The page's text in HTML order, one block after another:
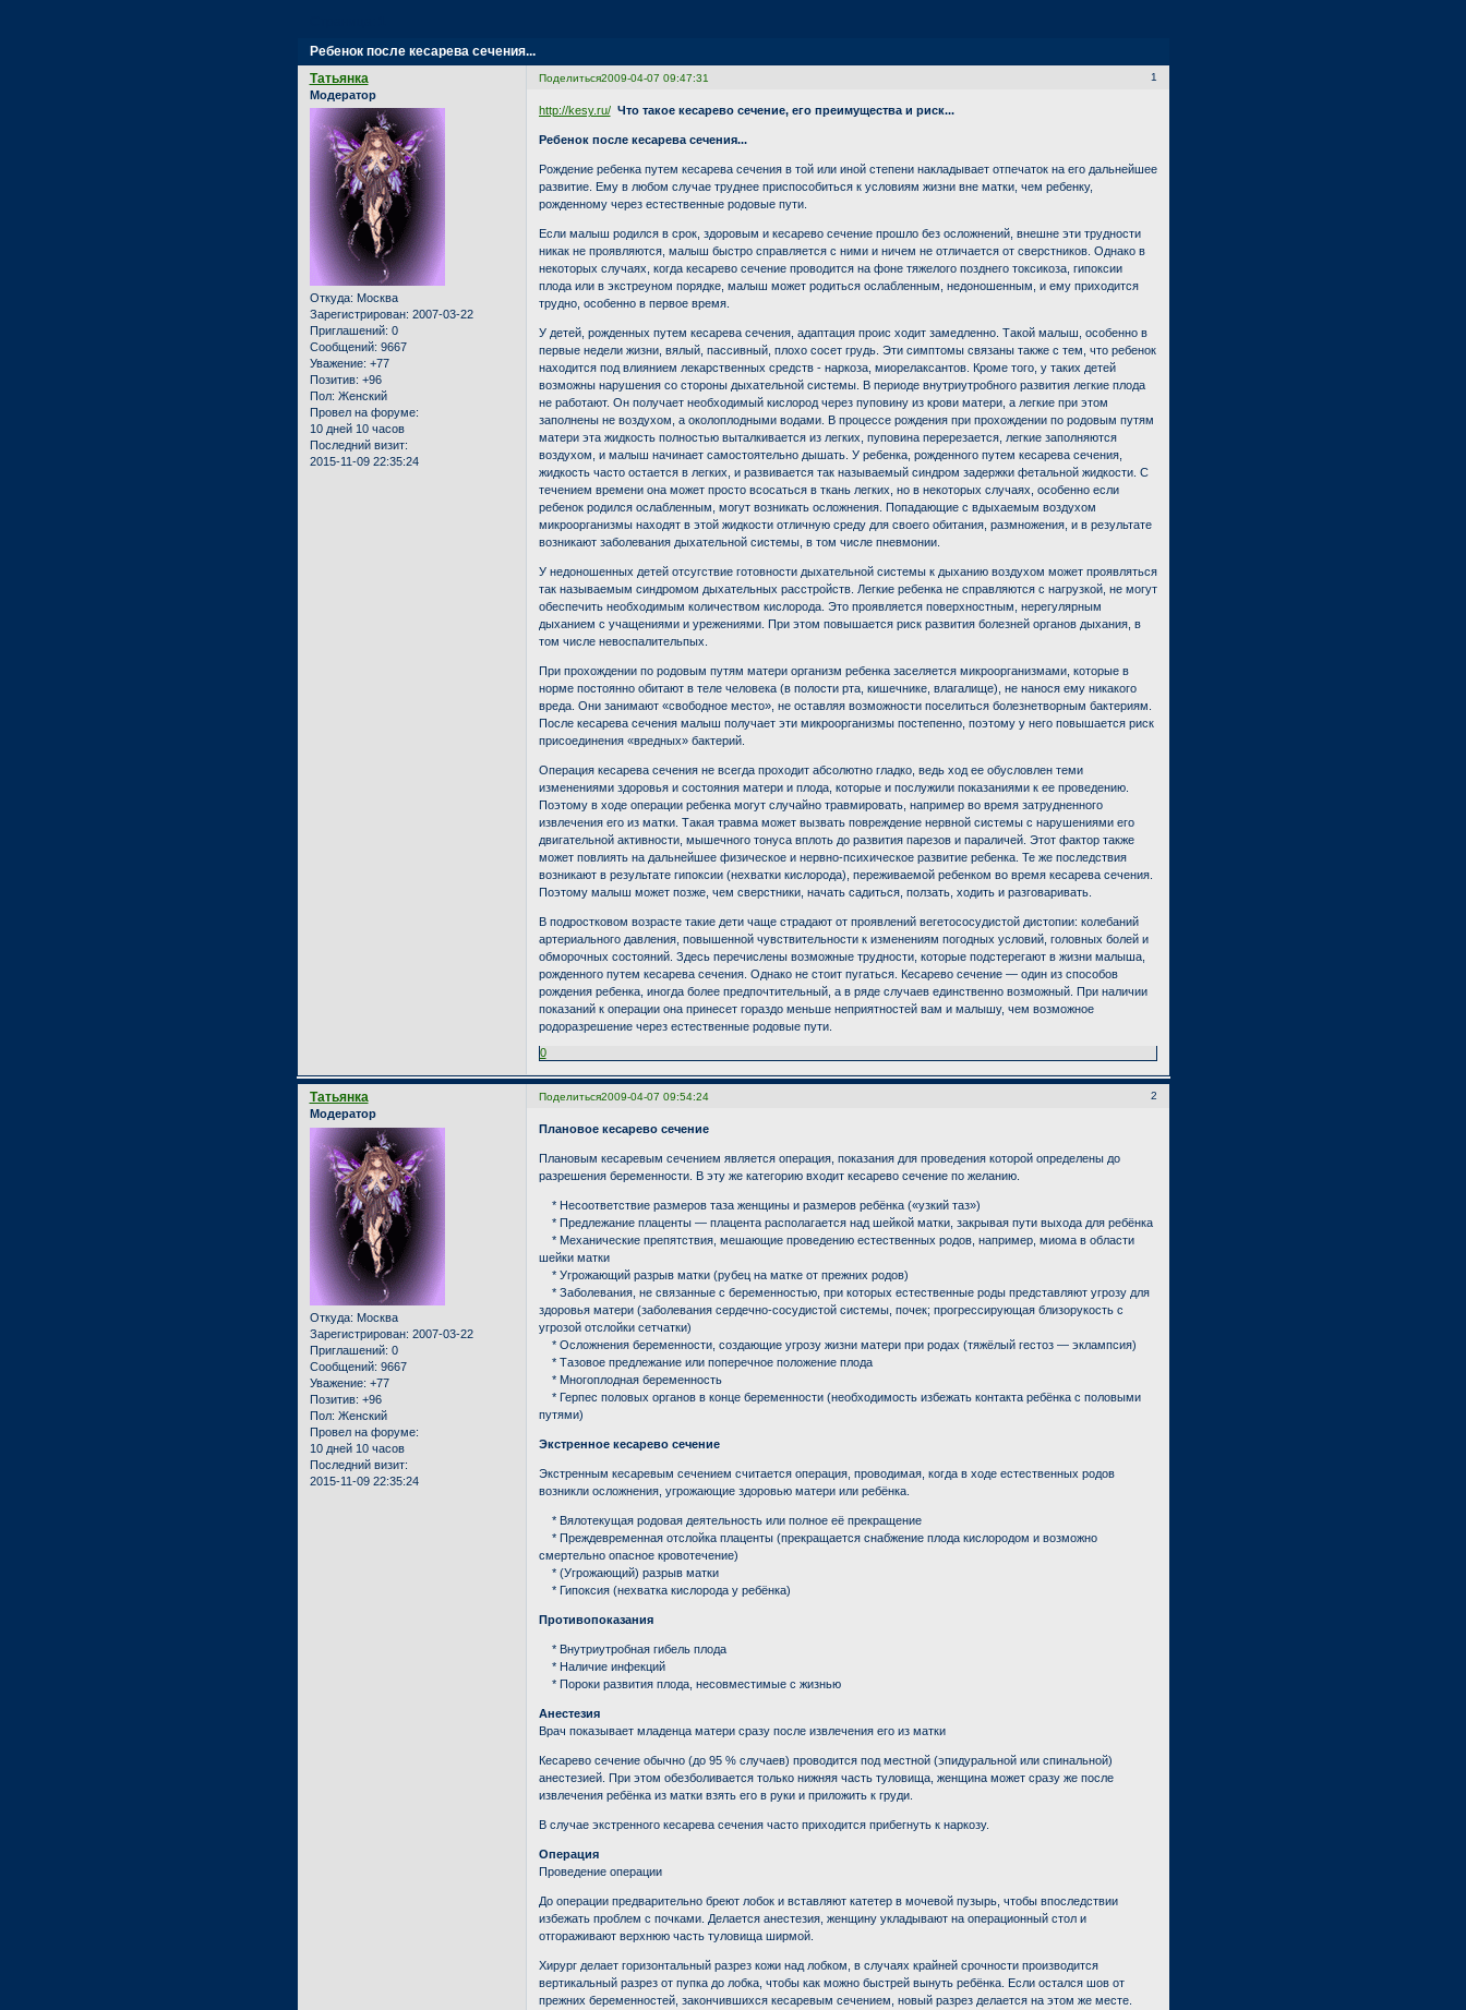
Ребенок после кесарева сечения...
Поделиться 1
2009-04-07 09:47:31
Татьянка
Модератор
Откуда: Москва
Зарегистрирован: 2007-03-22
Приглашений: 0
Сообщений: 9667
Уважение: +77
Позитив: +96
Пол: Женский
Провел на форуме:
10 дней 10 часов
Последний визит:
2015-11-09 22:35:24
http://kesy.ru/ Что такое кесарево сечение, его преимущества и риск...
Ребенок после кесарева сечения...
Рождение ребенка путем кесарева сечения в той или иной степени накладывает отпечаток на его дальнейшее
развитие. Ему в любом случае труднее приспособиться к условиям жизни вне матки, чем ребенку,
рожденному через естественные родовые пути.
Если малыш родился в срок, здоровым и кесарево сечение прошло без осложнений, внешне эти трудности
никак не проявляются, малыш быстро справляется с ними и ничем не отличается от сверстников. Однако в
некоторых случаях, когда кесарево сечение проводится на фоне тяжелого позднего токсикоза, гипоксии
плода или в экстреyном порядке, малыш может родиться ослабленным, недоношенным, и ему приходится
трудно, особенно в первое время.
У детей, рожденных путем кесарева сечения, адаптация проис ходит замедленно. Такой малыш, особенно в
первые недели жизни, вялый, пассивный, плохо сосет грудь. Эти симптомы связаны также с тем, что ребенок
находится под влиянием лекарственных средств - наркоза, миорелаксантов. Кроме того, у таких детей
возможны нарушения со стороны дыхательной системы. В периоде внутриутробного развития легкие плода
не работают. Он получает необходимый кислород через пуповину из крови матери, а легкие при этом
заполнены не воздухом, а околоплодными водами. В процессе рождения при прохождении по родовым путям
матери эта жидкость полностью выталкивается из легких, пуповина перерезается, легкие заполняются
воздухом, и малыш начинает самостоятельно дышать. У ребенка, рожденного путем кесарева сечения,
жидкость часто остается в легких, и развивается так называемый синдром задержки фетальной жидкости. С
течением времени она может просто всосаться в ткань легких, но в некоторых случаях, особенно если
ребенок родился ослабленным, могут возникать осложнения. Попадающие с вдыхаемым воздухом
микроорганизмы находят в этой жидкости отличную среду для своего обитания, размножения, и в результате
возникают заболевания дыхательной системы, в том числе пневмонии.
У недоношенных детей отсугствие готовности дыхательной системы к дыханию воздухом может проявляться
так называемым синдромом дыхательных расстройств. Легкие ребенка не справляются с нагрузкой, не могут
обеспечить необходимым количеством кислорода. Это проявляется поверхностным, нерегулярным
дыханием с учащениями и урежениями. При этом повышается риск развития болезней органов дыхания, в
том числе невоспалительпых.
При прохождении по родовым путям матери организм ребенка заселяется микроорганизмами, которые в
норме постоянно обитают в теле человека (в полости рта, кишечнике, влагалище), не нанося ему никакого
вреда. Они занимают «свободное место», не оставляя возможности поселиться болезнетворным бактериям.
После кесарева сечения малыш получает эти микроорганизмы постепенно, поэтому у него повышается риск
присоединения «вредных» бактерий.
Операция кесарева сечения не всегда проходит абсолютно гладко, ведь ход ее обусловлен теми
изменениями здоровья и состояния матери и плода, которые и послужили показаниями к ее проведению.
Поэтому в ходе операции ребенка могут случайно травмировать, например во время затрудненного
извлечения его из матки. Такая травма может вызвать повреждение нервной системы с нарушениями его
двигательной активности, мышечного тонуса вплоть до развития парезов и параличей. Этот фактор также
может повлиять на дальнейшее физическое и нервно-психическое развитие ребенка. Те же последствия
возникают в результате гипоксии (нехватки кислорода), переживаемой ребенком во время кесарева сечения.
Поэтому малыш может позже, чем сверстники, начать садиться, ползать, ходить и разговаривать.
В подростковом возрасте такие дети чаще страдают от проявлений вегетососудистой дистопии: колебаний
артериального давления, повышенной чувствительности к изменениям погодных условий, головных болей и
обморочных состояний. Здесь перечислены возможные трудности, которые подстерегают в жизни малыша,
рожденного путем кесарева сечения. Однако не стоит пугаться. Кесарево сечение — один из способов
рождения ребенка, иногда более предпочтительный, а в ряде случаев единственно возможный. При наличии
показаний к операции она принесет гораздо меньше неприятностей вам и малышу, чем возможное
родоразрешение через естественные родовые пути.
0
Поделиться 2
2009-04-07 09:54:24
Татьянка
Модератор
Откуда: Москва
Зарегистрирован: 2007-03-22
Приглашений: 0
Сообщений: 9667
Уважение: +77
Позитив: +96
Пол: Женский
Провел на форуме:
10 дней 10 часов
Последний визит:
2015-11-09 22:35:24
Плановое кесарево сечение
Плановым кесаревым сечением является операция, показания для проведения которой определены до
разрешения беременности. В эту же категорию входит кесарево сечение по желанию.
* Несоответствие размеров таза женщины и размеров ребёнка («узкий таз»)
* Предлежание плаценты — плацента располагается над шейкой матки, закрывая пути выхода для ребёнка
* Механические препятствия, мешающие проведению естественных родов, например, миома в области
шейки матки
* Угрожающий разрыв матки (рубец на матке от прежних родов)
* Заболевания, не связанные с беременностью, при которых естественные роды представляют угрозу для
здоровья матери (заболевания сердечно-сосудистой системы, почек; прогрессирующая близорукость с
угрозой отслойки сетчатки)
* Осложнения беременности, создающие угрозу жизни матери при родах (тяжёлый гестоз — эклампсия)
* Тазовое предлежание или поперечное положение плода
* Многоплодная беременность
* Герпес половых органов в конце беременности (необходимость избежать контакта ребёнка с половыми
путями)
Экстренное кесарево сечение
Экстренным кесаревым сечением считается операция, проводимая, когда в ходе естественных родов
возникли осложнения, угрожающие здоровью матери или ребёнка.
* Вялотекущая родовая деятельность или полное её прекращение
* Преждевременная отслойка плаценты (прекращается снабжение плода кислородом и возможно
смертельно опасное кровотечение)
* (Угрожающий) разрыв матки
* Гипоксия (нехватка кислорода у ребёнка)
Противопоказания
* Внутриутробная гибель плода
* Наличие инфекций
* Пороки развития плода, несовместимые с жизнью
Анестезия
Врач показывает младенца матери сразу после извлечения его из матки
Кесарево сечение обычно (до 95 % случаев) проводится под местной (эпидуральной или спинальной)
анестезией. При этом обезболивается только нижняя часть туловища, женщина может сразу же после
извлечения ребёнка из матки взять его в руки и приложить к груди.
В случае экстренного кесарева сечения часто приходится прибегнуть к наркозу.
Операция
Проведение операции
До операции предварительно бреют лобок и вставляют катетер в мочевой пузырь, чтобы впоследствии
избежать проблем с почками. Делается анестезия, женщину укладывают на операционный стол и
отгораживают верхнюю часть туловища ширмой.
Хирург делает горизонтальный разрез кожи над лобком, в случаях крайней срочности производится
вертикальный разрез от пупка до лобка, чтобы как можно быстрей вынуть ребёнка. Если остался шов от
прежних беременностей, закончившихся кесаревым сечением, новый разрез делается на этом же месте.